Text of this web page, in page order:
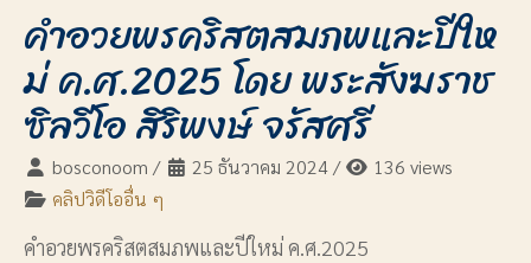
คำอวยพรคริสตสมภพและปีให
ม่ ค.ศ.2025 โดย พระสังฆราช
ซิลวีโอ สิริพงษ์ จรัสศรี
bosconoom / 25 ธันวาคม 2024/
136 views
คลิปวิดีโออื่น ๆ
คำอวยพรคริสตสมภพและปีใหม่ ค.ศ.2025